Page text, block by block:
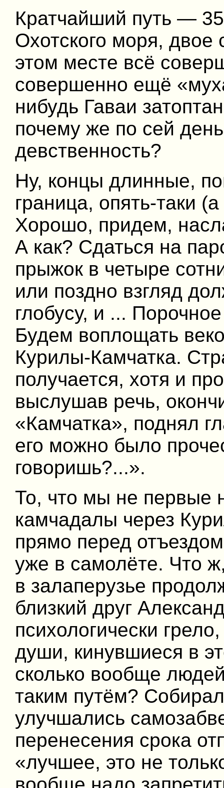
Кратчайший путь —
Охотского моря,
этом месте всё
совершенно ещё
нибудь Гаваи
почему же по сей
девственность?
Ну, концы длинные,
граница, опять-таки
Хорошо, придем,
А как? Сдаться на
прыжок в четыре
или поздно взгляд
глобусу, и ...
Будем воплощать
Курилы-Камчатка.
получается, хотя и
выслушав речь,
«Камчатка», поднял
его можно было
говоришь?...».
То, что мы не первые
камчадалы через
прямо перед
уже в самолёте. Что
в залаперузье
близкий друг
психологически
души, кинувшиеся в
сколько вообще
таким путём?
улучшались
перенесения срока
«лучшее, это не